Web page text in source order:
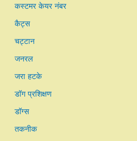
कस्टमर केयर नंबर
कैट्स
चट्टान
जनरल
जरा हटके
डॉग प्रशिक्षण
डॉग्स
तकनीक